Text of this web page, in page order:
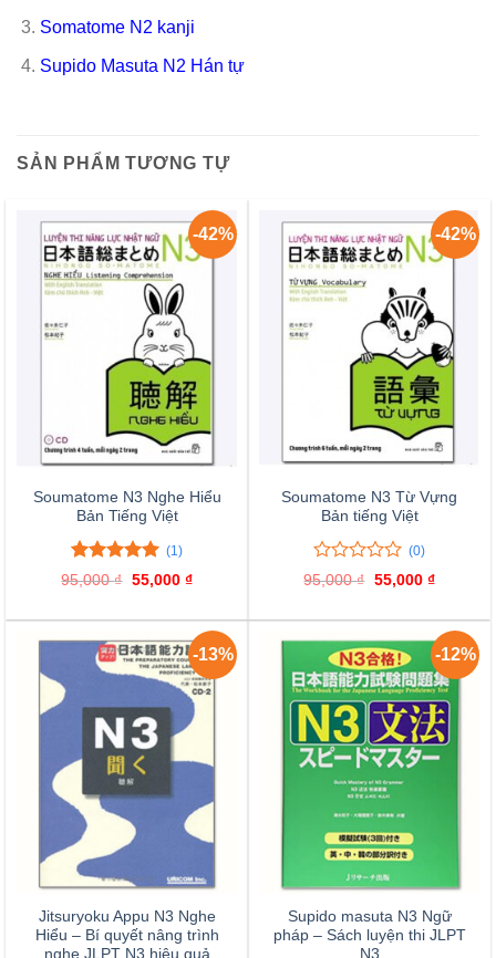
Somatome N2 kanji
Supido Masuta N2 Hán tự
SẢN PHẨM TƯƠNG TỰ
-42%
Soumatome N3 Nghe Hiểu
Bản Tiếng Việt
5.00trên 5
1
đánh giá
(1)
95,000₫ Giá
95,000 ₫.
55,000 ₫Giá
là:
55,000 ₫.
-42%
Soumatome N3 Từ Vựng
Bản tiếng Việt
0
trên
0
giá
(0)
95,000₫ Giá
95,000 ₫.
55,000 ₫Giá
là:
55,000
-13%
Jitsuryoku Appu N3 Nghe
Hiểu – Bí quyết nâng trình
nghe JLPT N3 hiệu quả
-12%
Supido masuta N3 Ngữ
pháp – Sách luyện thi JLPT
N3